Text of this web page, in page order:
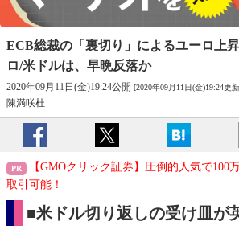
ECB総裁の「裏切り」によるユーロ上
ロ/米ドルは、早晩反落か
2020年09月11日(金)19:24公開 [2020年09月11日(金)19:24更
陳満咲杜
【GMOクリック証券】圧倒的人気で100
取引可能！
■米ドル切り返しの受け皿が